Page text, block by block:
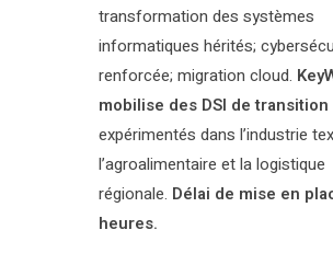
transformation des systèmes
informatiques hérités;
renforcée; migration cloud.
mobilise des DSI de transition
expérimentés dans l’industrie
l’agroalimentaire et la logistique
régionale. Délai de mise en
heures.